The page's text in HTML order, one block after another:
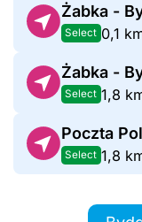
Żabka -
Select 0,1
Żabka -
Select 1,8
Select 1,8